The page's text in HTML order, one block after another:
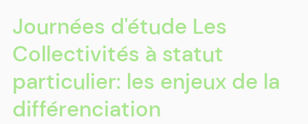
Journées d'étude Les
Collectivités à statut
particulier: les enjeux de la
différenciation